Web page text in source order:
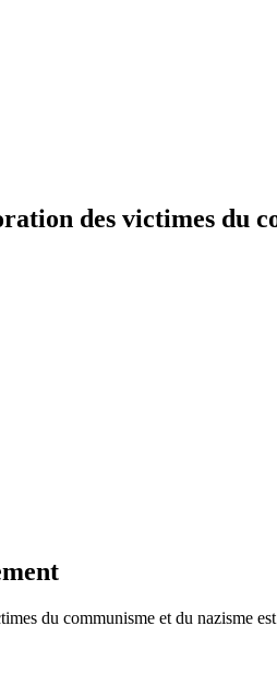
des victimes du
du communisme et du nazisme